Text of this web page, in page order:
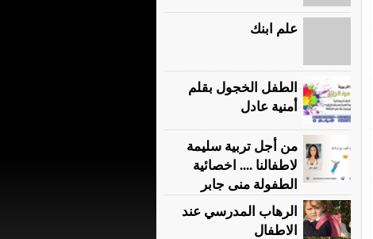
علم ابنك
الطفل الخجول بقلم
أمنية عادل
من أجل تربية سليمة
لاطفالنا .... اخصائية
الطفولة منى جابر
الرهاب المدرسي عند
الاطفال